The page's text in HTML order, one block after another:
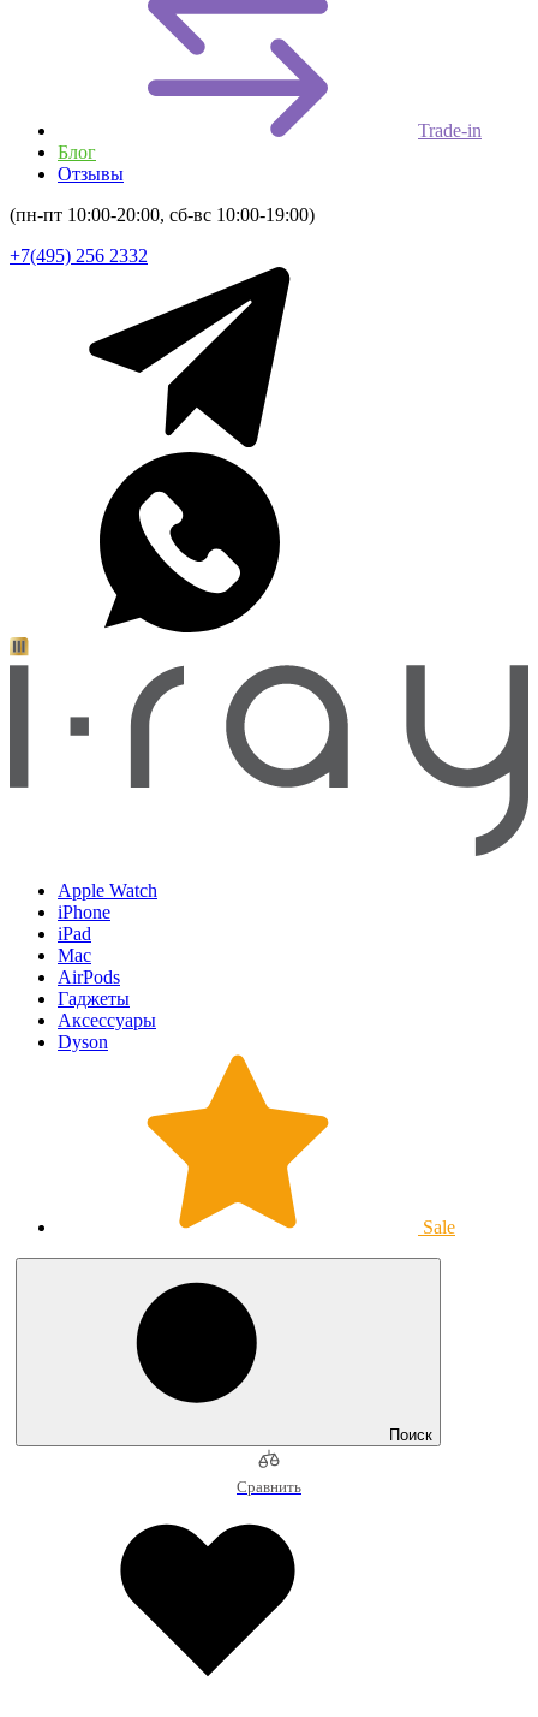
Trade-in
Блог
Отзывы
(пн-пт 10:00-20:00, сб-вс 10:00-19:00)
+7(495) 256 2332
Apple Watch
iPhone
iPad
Mac
AirPods
Гаджеты
Аксессуары
Dyson
Sale
Поиск
Сравнить